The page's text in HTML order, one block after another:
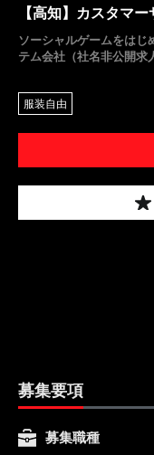
【高知】カスタマ
ソーシャルゲームをはじ
テム会社（社名非公開求
服装自由
募集要項
募集職種